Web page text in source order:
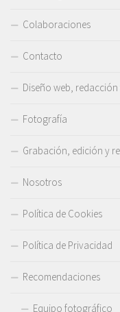
Colaboraciones
Contacto
Diseño web, redacción
Fotografía
Grabación, edición y
Nosotros
Política de Cookies
Política de Privacidad
Recomendaciones
Equipo fotográfico